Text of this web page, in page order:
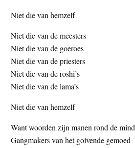
Niet die van hemzelf
Niet die van de meesters
Niet die van de goeroes
Niet die van de priesters
Niet die van de roshi’s
Niet die van de lama’s
Niet die van hemzelf
Want woorden zijn manen rond de mind
Gangmakers van het golvende gemoed